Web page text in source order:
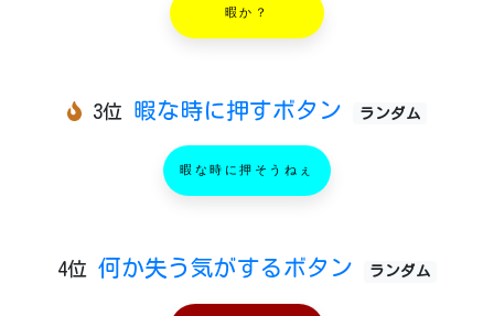
暇か？
3位 暇な時に押すボタン ランダム
暇な時に押そうねぇ
4位 何か失う気がするボタン ランダム